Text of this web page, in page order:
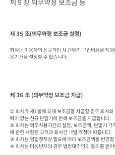
제 9 장 의무약정 보조금 등
제 35 조(의무약정 보조금 설정)
회사는 이용자의 신규가입 시 단말기 구입비용을 지
용기간을 설정할 수 있습니다.
제 36 조 (의무약정 보조금 지급)
① 회사가 제1항에 의해 보조금을 지급할 경우 회사
력이 없는 신규 단말기에 한해 보조금을 지급합니다.
② 회사는 의무사용기간의 설정, 보조금액, 단말기 가
에 관한 사항은 고객과 회사간 개별 약정에 따릅니다.
③ 회사는 영업정책상 필요에 따라 보조금액을 변경할
④ 회사는 미성년자의 경우 법정대리인의 동의를 얻